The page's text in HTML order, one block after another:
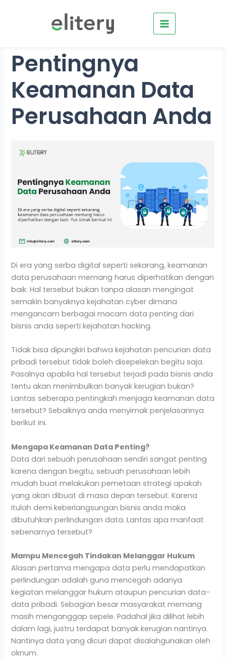
Pentingnya
Keamanan Data
Perusahaan Anda
Di era yang serba digital seperti sekarang, keamanan
data perusahaan memang harus diperhatikan dengan
baik. Hal tersebut bukan tanpa alasan mengingat
semakin banyaknya kejahatan cyber dimana
mengancam berbagai macam data penting dari
bisnis anda seperti kejahatan hacking.
Tidak bisa dipungkiri bahwa kejahatan pencurian data
pribadi tersebut tidak boleh disepelekan begitu saja.
Pasalnya apabila hal tersebut terjadi pada bisnis anda
tentu akan menimbulkan banyak kerugian bukan?
Lantas seberapa pentingkah menjaga keamanan data
tersebut? Sebaiknya anda menyimak penjelasannya
berikut ini.
Mengapa Keamanan Data Penting?
Data dari sebuah perusahaan sendiri sangat penting
karena dengan begitu, sebuah perusahaan lebih
mudah buat melakukan pemetaan strategi apakah
yang akan dibuat di masa depan tersebut. Karena
itulah demi keberlangsungan bisnis anda maka
dibutuhkan perlindungan data. Lantas apa manfaat
sebenarnya tersebut?
Mampu Mencegah Tindakan Melanggar Hukum
Alasan pertama mengapa data perlu mendapatkan
perlindungan adalah guna mencegah adanya
kegiatan melanggar hukum ataupun pencurian data-
data pribadi. Sebagian besar masyarakat memang
masih menganggap sepele. Padahal jika dilihat lebih
dalam lagi, justru terdapat banyak kerugian nantinya.
Nantinya data yang dicuri dapat disalahgunakan oleh
oknum.